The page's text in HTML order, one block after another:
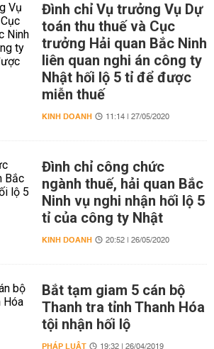
Đình chỉ Vụ trưởng Vụ Dự
toán thu thuế và Cục
trưởng Hải quan Bắc Ninh
liên quan nghi án công ty
Nhật hối lộ 5 tỉ để được
miễn thuế
KINH DOANH 11:14 | 27/05/2020
Đình chỉ công chức
ngành thuế, hải quan Bắc
Ninh vụ nghi nhận hối lộ 5
tỉ của công ty Nhật
KINH DOANH 20:52 | 26/05/2020
Bắt tạm giam 5 cán bộ
Thanh tra tỉnh Thanh Hóa
tội nhận hối lộ